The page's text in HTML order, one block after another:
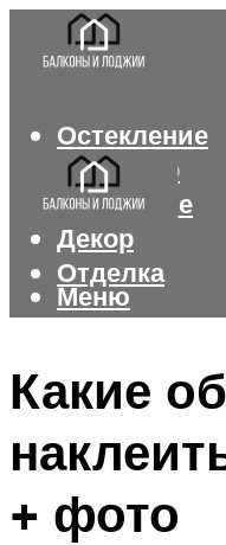
Остекление
Интерьер
Утепление
Декор
Отделка
Меню
Какие
+ фото